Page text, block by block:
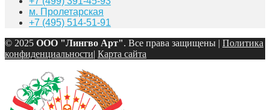
м. Пролетарская
+7 (495) 514-51-91
© 2025 ООО "Лингво Арт". Все права защищены | Политика
конфиденциальности| Карта сайта